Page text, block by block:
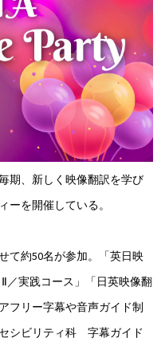
期、新しく映像翻訳を学び
ーを開催している。
て約50名が参加。「英日映
／実践コース」「日英映像翻
フリー字幕や音声ガイド制
シビリティ科 字幕ガイド